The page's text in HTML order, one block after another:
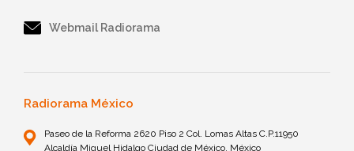
Webmail Radiorama
Radiorama México
Paseo de la Reforma 2620 Piso 2 Col. Lomas Altas C.P.11950
Alcaldía Miguel Hidalgo Ciudad de México, México